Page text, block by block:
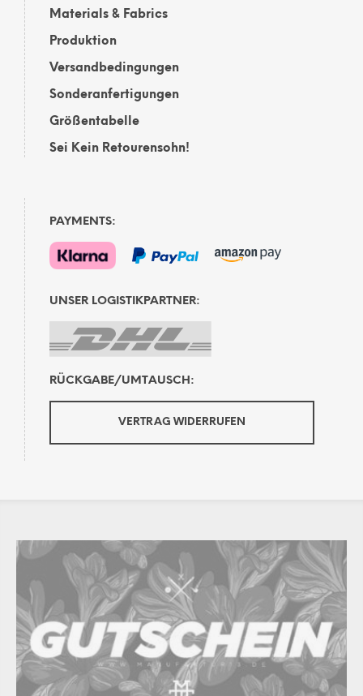
Materials & Fabrics
Produktion
Versandbedingungen
Sonderanfertigungen
Größentabelle
Sei Kein Retourensohn!
PAYMENTS:
UNSER LOGISTIKPARTNER:
RÜCKGABE/UMTAUSCH:
VERTRAG WIDERRUFEN